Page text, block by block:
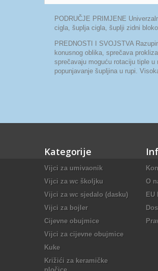
PODRUČJE PRIMJENE
cigla, šuplja cigla, šuplji zidni
PREDNOSTI I SVOJSTVA
konusnog oblika, sprečava
sprečavaju moguću rotaciju tiple
popunjavanje šupljina u rupi.
Kategorije
Vijci za umivaonik
Vijci za wc školjku
Vijci za wc sjedalo (dasku)
Vijci za bojler
Cijevne obujmice
Vijci za cijevne obujmice
Kuke
Križići za keramičke
O
EU